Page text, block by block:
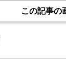
この記事の